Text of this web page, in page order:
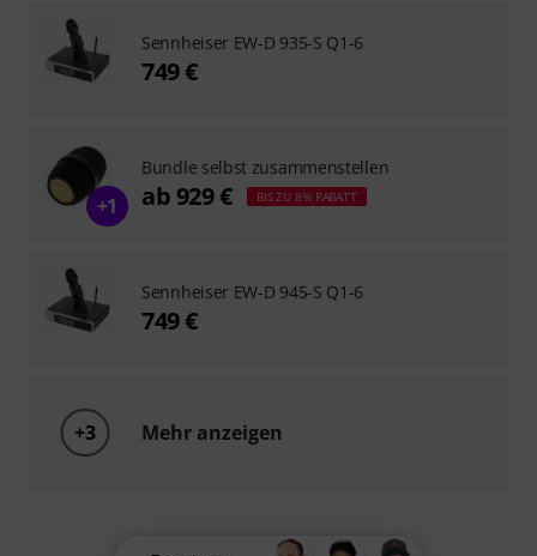
Sennheiser EW-D 935-S Q1-6
749 €
+1
Bundle selbst zusammenstellen
ab 929 € BIS ZU 8% RABATT
Sennheiser EW-D 945-S Q1-6
749 €
+3 Mehr anzeigen